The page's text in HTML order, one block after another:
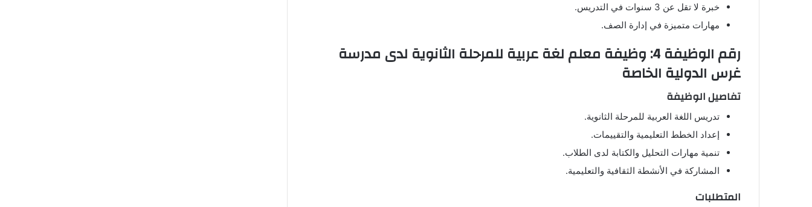
خبرة لا تقل عن 3 سنوات في التدريس.
مهارات متميزة في إدارة الصف.
رقم الوظيفة 4: وظيفة معلم لغة عربية للمرحلة الثانوية لدى مدرسة
غرس الدولية الخاصة
تفاصيل الوظيفة
تدريس اللغة العربية للمرحلة الثانوية.
إعداد الخطط التعليمية والتقييمات.
تنمية مهارات التحليل والكتابة لدى الطلاب.
المشاركة في الأنشطة الثقافية والتعليمية.
المتطلبات